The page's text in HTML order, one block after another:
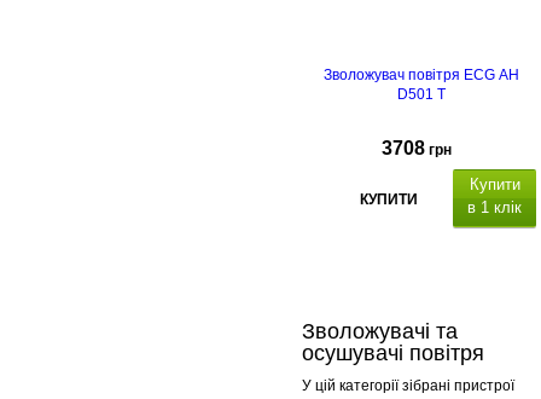
Зволожувач повітря ECG AH
D501 T
3708 грн
КУПИТИ
Купити
в 1 клік
пульт
Зволожувачі та
осушувачі повітря
У цій категорії зібрані пристрої